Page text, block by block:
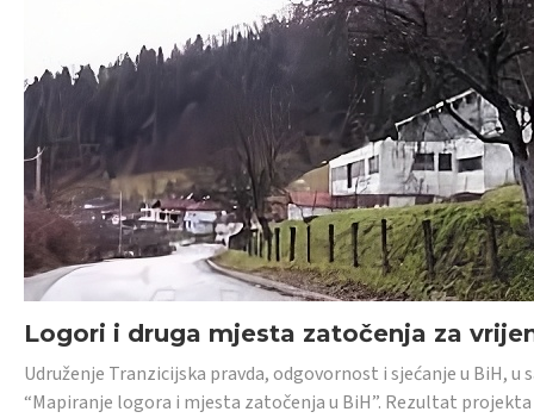
Logori i druga mjesta zatočenja za
Udruženje Tranzicijska pravda, odgovornost i sjećanje u BiH,
“Mapiranje logora i mjesta zatočenja u BiH”. Rezultat